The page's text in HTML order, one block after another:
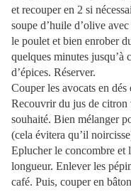
et recouper en 2 si
soupe d’huile d’olive
le poulet et bien enrober
quelques minutes jusqu’à
d’épices. Réserver.
Couper les avocats en dés
Recouvrir du jus de citron
souhaité. Bien mélanger
(cela évitera qu’il
Eplucher le concombre et
longueur. Enlever les
café. Puis, couper en